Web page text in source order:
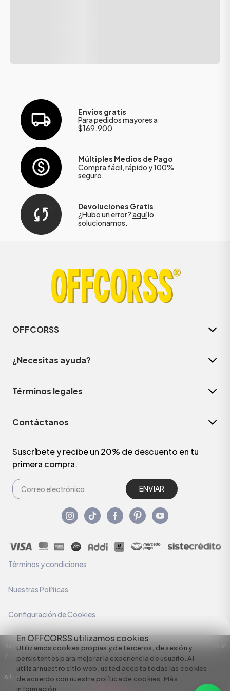
En OFFCORSS utilizamos cookies
Utilizamos cookies propias y de terceros, de sesión y
persistentes para mejorar la experiencia de usuario. Al
utilizar nuestro sitio web, usted acepta todas las cookies
de acuerdo con nuestra política de cookies. Más
información
Envíos gratis
Para pedidos mayores a
$169.900
Múltiples Medios de Pago
Compra fácil, rápido y 100%
seguro.
Devoluciones Gratis
¿Hubo un error?aquílo
solucionamos.
OFFCORSS
¿Necesitas ayuda?
Términos legales
Contáctanos
Suscríbete y recibe un 20% de descuento en tu
primera compra.
ENVIAR
Términos y condiciones
Nuestras Políticas
Configuración de Cookies
Razón Social: C.I HERMECO S.A. NIT: 890924167-6 Dirección: Carrera 50 #
7 – 35
All rights reserved empowered by